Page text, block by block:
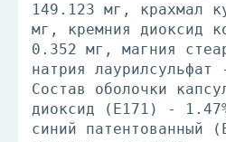
149.123 мг, крахмал
мг, кремния диоксид
0.352 мг, магния
натрия
Состав оболочки
диоксид (E171) -
синий патентованный